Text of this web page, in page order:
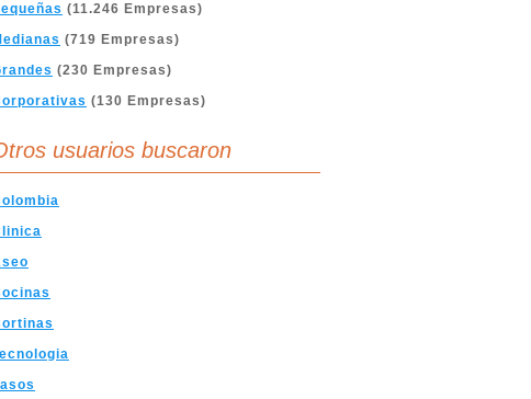
(11.246 Empresas)
(719 Empresas)
(230 Empresas)
(130 Empresas)
usuarios buscaron